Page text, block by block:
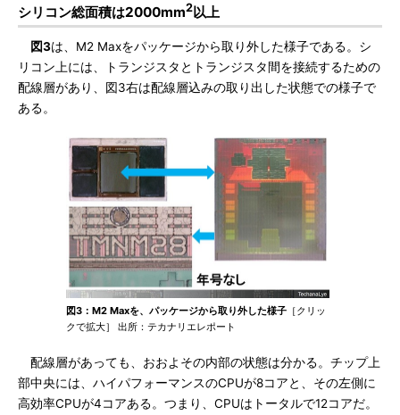
シリコン総面積は2000mm2以上
図3は、M2 Maxをパッケージから取り外した様子である。シ
リコン上には、トランジスタとトランジスタ間を接続するための
配線層があり、図3右は配線層込みの取り出した状態での様子で
ある。
図3：M2 Maxを、パッケージから取り外した様子 ［クリッ
クで拡大］ 出所：テカナリエレポート
配線層があっても、おおよその内部の状態は分かる。チップ上
部中央には、ハイパフォーマンスのCPUが8コアと、その左側に
高効率CPUが4コアある。つまり、CPUはトータルで12コアだ。